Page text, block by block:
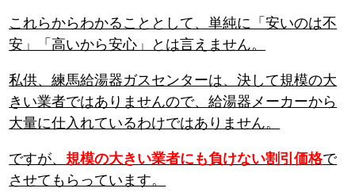
これらからわかることとして、単純に「安いのは不
安」「高いから安心」とは言えません。
私供、練馬給湯器ガスセンターは、決して規模の大
きい業者ではありませんので、給湯器メーカーから
大量に仕入れているわけではありません。
ですが、 規模の大きい業者にも負けない割引価格で
させてもらっています。